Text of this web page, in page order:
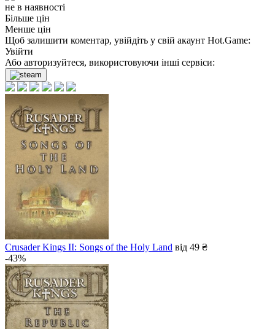
не в наявності
Більше цін
Менше цін
Щоб залишити коментар, увійдіть у свій акаунт Hot.Game:
Увійти
Або авторизуйтеся, використовуючи інші сервіси:
Crusader Kings II: Songs of the Holy Land від 49 ₴
-43%